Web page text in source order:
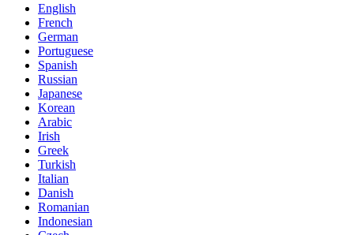
English
French
German
Portuguese
Spanish
Russian
Japanese
Korean
Arabic
Irish
Greek
Turkish
Italian
Danish
Romanian
Indonesian